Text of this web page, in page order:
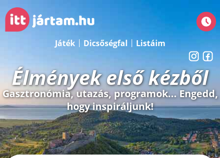
Játék Dicsőségfal Listáim
Élmények első kézből
Gasztronómia, utazás, programok... Engedd,
hogy inspiráljunk!